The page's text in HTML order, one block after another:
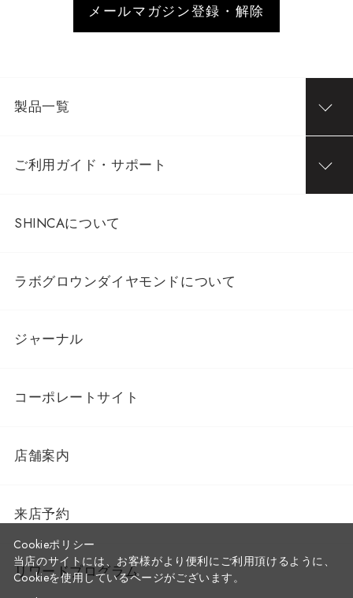
メールマガジン登録・解除
製品一覧
ご利用ガイド・サポート
SHINCAについて
ラボグロウンダイヤモンドについて
ジャーナル
コーポレートサイト
店舗案内
来店予約
リワードプログラム
Cookieポリシー
当店のサイトには、お客様がより便利にご利用頂けるように、
Cookieを使用しているページがございます。